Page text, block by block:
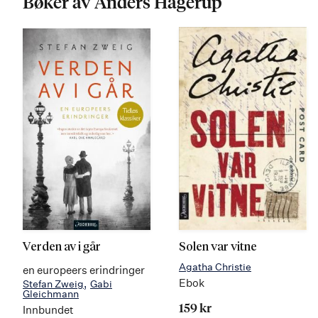
Bøker av Anders Hagerup
Verden av i går
en europeers erindringer
Stefan Zweig Gabi
Gleichmann
Innbundet
Solen var vitne
Agatha Christie
Ebok
159 kr